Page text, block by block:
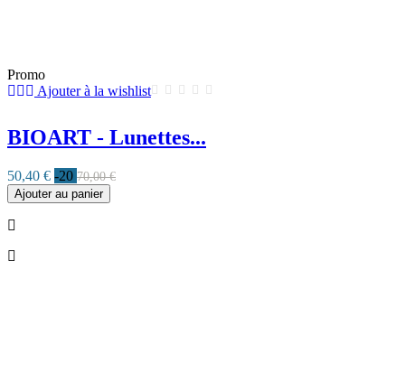
Promo
Ajouter à la wishlist
BIOART - Lunettes...
50,40 € -20 70,00 €
Ajouter au panier